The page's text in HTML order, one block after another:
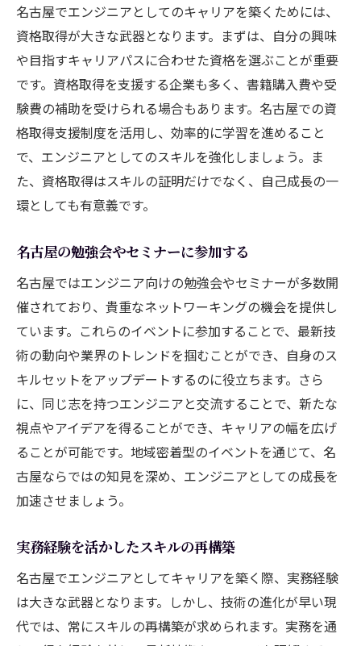
名古屋でエンジニアとしてのキャリアを築くためには、
資格取得が大きな武器となります。まずは、自分の興味
や目指すキャリアパスに合わせた資格を選ぶことが重要
です。資格取得を支援する企業も多く、書籍購入費や受
験費の補助を受けられる場合もあります。名古屋での資
格取得支援制度を活用し、効率的に学習を進めること
で、エンジニアとしてのスキルを強化しましょう。ま
た、資格取得はスキルの証明だけでなく、自己成長の一
環としても有意義です。
名古屋の勉強会やセミナーに参加する
名古屋ではエンジニア向けの勉強会やセミナーが多数開
催されており、貴重なネットワーキングの機会を提供し
ています。これらのイベントに参加することで、最新技
術の動向や業界のトレンドを掴むことができ、自身のス
キルセットをアップデートするのに役立ちます。さら
に、同じ志を持つエンジニアと交流することで、新たな
視点やアイデアを得ることができ、キャリアの幅を広げ
ることが可能です。地域密着型のイベントを通じて、名
古屋ならではの知見を深め、エンジニアとしての成長を
加速させましょう。
実務経験を活かしたスキルの再構築
名古屋でエンジニアとしてキャリアを築く際、実務経験
は大きな武器となります。しかし、技術の進化が早い現
代では、常にスキルの再構築が求められます。実務を通